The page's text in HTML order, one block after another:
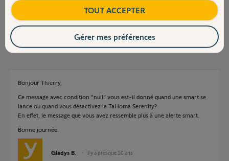
Robert P. il y a presque 10 ans
Bonjour Thierry,
Ce message avec condition "null" vous est-il donné quand une smart se
lance ou quand vous désactivez la TaHoma Serenity?
En effet, le message que vous avez ressemble plus à une alerte smart.
Bonne journée.
Gladys B. il y a presque 10 ans
TOUT ACCEPTER
Gérer mes préférences